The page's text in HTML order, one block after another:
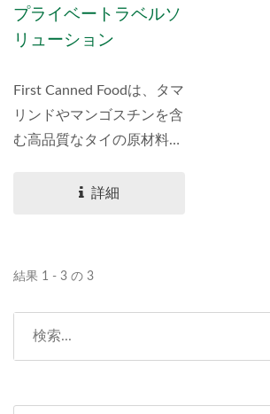
ドリンク、RTDコーヒーが
含まれます。私たちは、世
者、ディストリビュータ
ー、スーパーマーケットチ
ェーンに飲料を輸
プライベートラベルソ
リューション
First Canned Foodは、タマ
リンドやマンゴスチンを含
む高品質なタイの原材料を
補助食品を卸売りしていま
しています。
詳細
結果 1 - 3 の 3